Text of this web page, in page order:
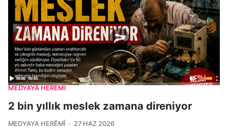
MEDYAYA HERÊMÎ
2 bin yıllık meslek zamana direniyor
MEDYAYA HERÊMÎ 27 HAZ 2026